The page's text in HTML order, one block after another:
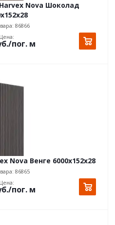
Nova Шоколад
86866
Цена:
/пог. м
Nova Венге 6000x152х28
86865
Цена:
/пог. м